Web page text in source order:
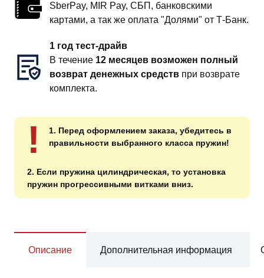
SberPay, MIR Pay, СБП, банковскими
картами, а так же оплата "Долями" от Т-Банк.
1 год тест-драйв
В течение 12 месяцев возможен полный
возврат денежных средств при возврате
комплекта.
!
1. Перед оформлением заказа, убедитесь в
правильности выбранного класса пружин!
2. Если пружина цилиндрическая, то установка
пружин прогрессивными витками вниз.
Описание Дополнительная информация